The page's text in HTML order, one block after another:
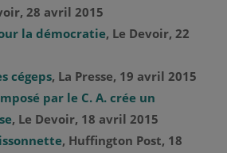
28 avril 2015
la démocratie, Le Devoir, 22
cégeps, La Presse, 19 avril 2015
par le C. A. crée un
, Le Devoir, 18 avril 2015
, Huffington Post, 18